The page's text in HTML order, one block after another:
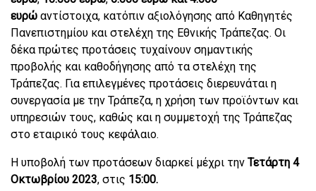
ευρώ αντίστοιχα, κατόπιν αξιολόγησης από Καθηγητές
Πανεπιστημίου και στελέχη της Εθνικής Τράπεζας. Οι
δέκα πρώτες προτάσεις τυχαίνουν σημαντικής
προβολής και καθοδήγησης από τα στελέχη της
Τράπεζας. Για επιλεγμένες προτάσεις διερευνάται η
συνεργασία με την Τράπεζα, η χρήση των προϊόντων και
υπηρεσιών τους, καθώς και η συμμετοχή της Τράπεζας
στο εταιρικό τους κεφάλαιο.
Η υποβολή των προτάσεων διαρκεί μέχρι την Τετάρτη 4
Οκτωβρίου 2023, στις 15:00.